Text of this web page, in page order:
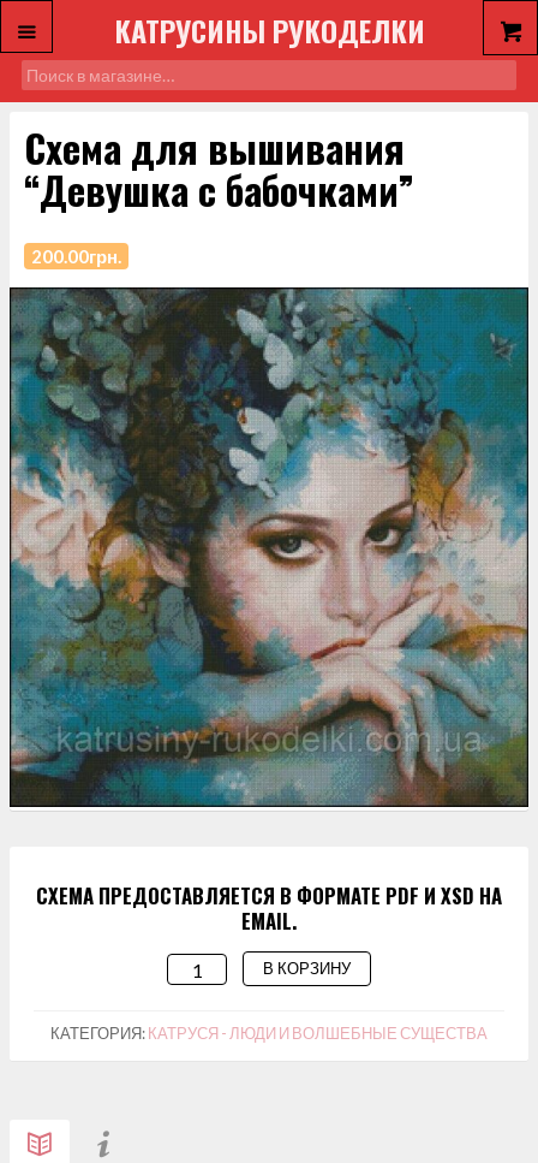
КАТРУСИНЫ РУКОДЕЛКИ
Схема для вышивания
“Девушка с бабочками”
200.00грн.
СХЕМА ПРЕДОСТАВЛЯЕТСЯ В ФОРМАТЕ PDF И XSD НА
EMAIL.
КОЛИЧЕСТВО
СХЕМА
ДЛЯ
В КОРЗИНУ
КАТЕГОРИЯ:КАТРУСЯ - ЛЮДИ И ВОЛШЕБНЫЕ СУЩЕСТВА